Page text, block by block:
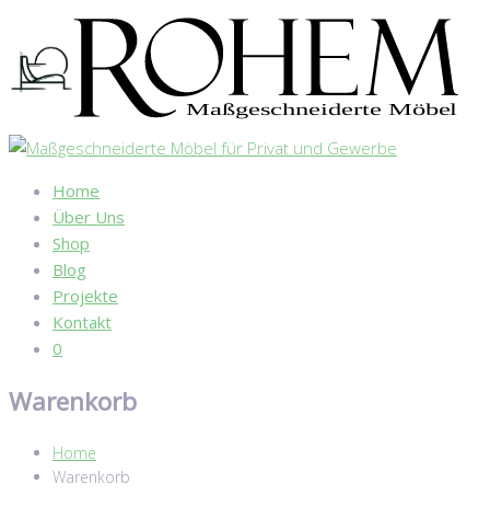
Home
Über Uns
Shop
Blog
Projekte
Kontakt
0
Warenkorb
Home
Warenkorb